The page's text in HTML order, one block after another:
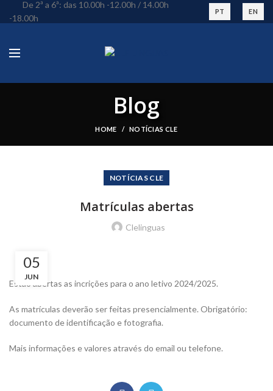
De 2ª a 6ª: das 10.00h -12.00h / 14.00h
-18.00h
PT EN
Blog
HOME NOTÍCIAS CLE
NOTÍCIAS CLE
Matrículas abertas
Clelinguas
05
JUN
Estão abertas as incrições para o ano letivo 2024/2025.
As matrículas deverão ser feitas presencialmente. Obrigatório:
documento de identificação e fotografia.
Mais informações e valores através do email ou telefone.